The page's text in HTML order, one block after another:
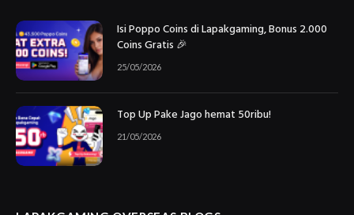
Isi Poppo Coins di Lapakgaming, Bonus 2.000
Coins Gratis 🎉
25/05/2026
Top Up Pake Jago hemat 50ribu!
21/05/2026